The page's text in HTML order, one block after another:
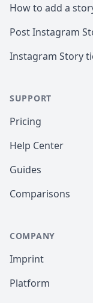
How to add a
Post Instagram
Instagram Story
SUPPORT
Pricing
Help Center
Guides
Comparisons
COMPANY
Imprint
Platform